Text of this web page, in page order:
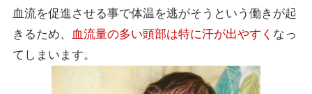
血流を促進させる事で体温を逃がそうという働きが起
きるため、 血流量の多い頭部は特に汗が出やすく なっ
てしまいます。